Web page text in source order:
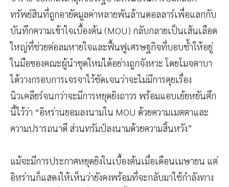
ทรัพย์สินที่ถูกอายัดมูลค่าหลายพันล้านดอลลาร์เพื่อแลกกับ
บันทึกความเข้าใจเบื้องต้น (MOU) กลับกลายเป็นเส้นเลือด
ใหญ่ที่ช่วยต่อลมหายใจและฟื้นฟูเศรษฐกิจที่บอบช้ำให้อยู่
ในมือของคณะผู้นำชุดใหม่ได้อย่างถูกจังหวะ โดยโมจตาบา
ได้วางกรอบการเจรจาไว้ชัดเจนว่าจะไม่มีการคุยเรื่อง
นิวเคลียร์จนกว่าจะมีการหยุดยิงถาวร พร้อมแอบเย้ยหยันศึก
นี้ไว้ว่า “อิหร่านยอมลงนามใน MOU ด้วยความเมตตาและ
ความปรารถนาดี ส่วนทรัมป์ลงนามด้วยความสิ้นหวัง”
แม้จะมีการประกาศหยุดยิงในเบื้องต้นเมื่อเดือนเมษายน แต่
อิหร่านก็แสดงให้เห็นว่ายังคงพร้อมที่จะกลับมาใช้กำลังทาง